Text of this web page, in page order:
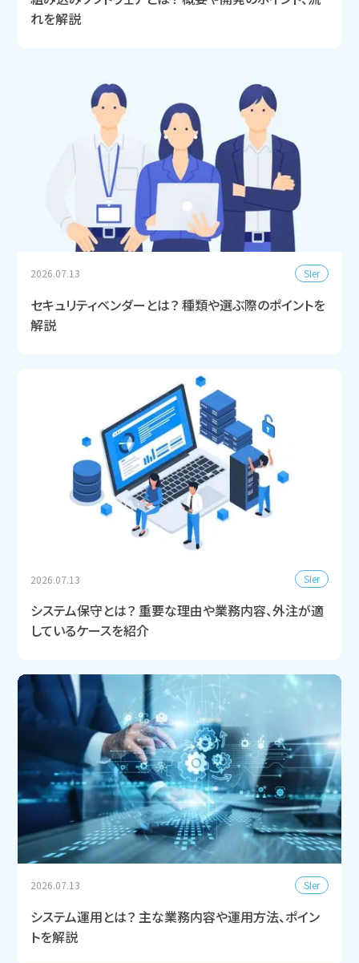
れを解説
2026.07.13 SIer
セキュリティベンダーとは？ 種類や選ぶ際のポイントを
解説
2026.07.13 SIer
システム保守とは？ 重要な理由や業務内容、外注が適
しているケースを紹介
2026.07.13 SIer
システム運用とは？ 主な業務内容や運用方法、ポイン
トを解説